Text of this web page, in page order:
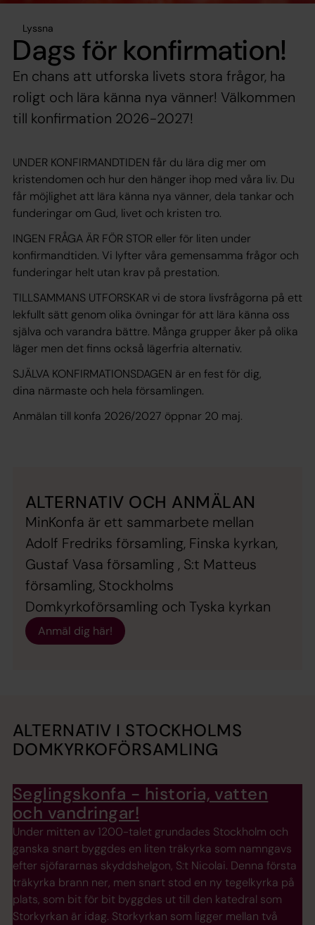
Lyssna
Dags för konfirmation!
En chans att utforska livets stora frågor, ha
roligt och lära känna nya vänner! Välkommen
till konfirmation 2026-2027!
UNDER KONFIRMANDTIDEN får du lära dig mer om
kristendomen och hur den hänger ihop med våra liv. Du
får möjlighet att lära känna nya vänner, dela tankar och
funderingar om Gud, livet och kristen tro.
INGEN FRÅGA ÄR FÖR STOR eller för liten under
konfirmandtiden. Vi lyfter våra gemensamma frågor och
funderingar helt utan krav på prestation.
TILLSAMMANS UTFORSKAR vi de stora livsfrågorna på ett
lekfullt sätt genom olika övningar för att lära känna oss
själva och varandra bättre. Många grupper åker på olika
läger men det finns också lägerfria alternativ.
SJÄLVA KONFIRMATIONSDAGEN är en fest för dig,
dina närmaste och hela församlingen.
Anmälan till konfa 2026/2027 öppnar 20 maj.
ALTERNATIV OCH ANMÄLAN
MinKonfa är ett sammarbete mellan
Adolf Fredriks församling, Finska kyrkan,
Gustaf Vasa församling , S:t Matteus
församling, Stockholms
Domkyrkoförsamling och Tyska kyrkan
Anmäl dig här!
ALTERNATIV I STOCKHOLMS
DOMKYRKOFÖRSAMLING
Seglingskonfa - historia, vatten
och vandringar!
Under mitten av 1200-talet grundades Stockholm och
ganska snart byggdes en liten träkyrka som namngavs
efter sjöfararnas skyddshelgon, S:t Nicolai. Denna första
träkyrka brann ner, men snart stod en ny tegelkyrka på
plats, som bit för bit byggdes ut till den katedral som
Storkyrkan är idag. Storkyrkan som ligger mellan två